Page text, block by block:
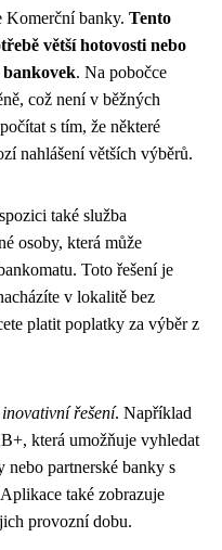
Komerční banky. Tento
větší hotovosti nebo
. Na pobočce
což není v běžných
s tím, že některé
nahlášení větších výběrů.
také služba
osoby, která může
Toto řešení je
v lokalitě bez
platit poplatky za výběr z
řešení. Například
která umožňuje vyhledat
partnerské banky s
také zobrazuje
provozní dobu.